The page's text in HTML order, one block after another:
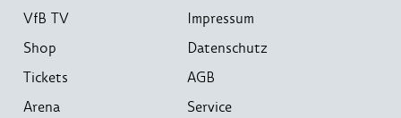
VfB TV
Shop
Tickets
Arena
Impressum
Datenschutz
AGB
Service